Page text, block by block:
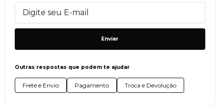
Enviar
Outras respostas que podem te ajudar
Frete e Envio Pagamento Troca e Devolução